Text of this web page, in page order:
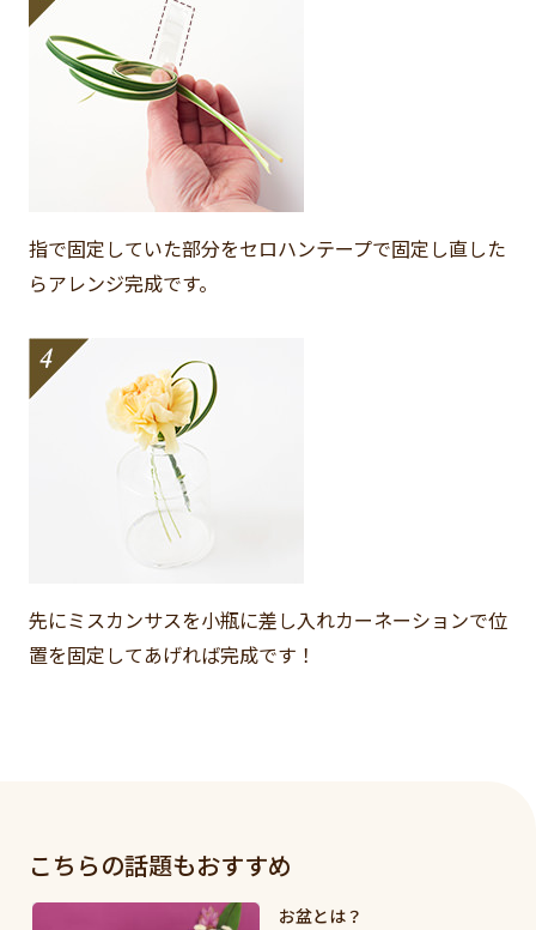
指で固定していた部分をセロハンテープで固定し直した
らアレンジ完成です。
先にミスカンサスを小瓶に差し入れカーネーションで位
置を固定してあげれば完成です！
こちらの話題もおすすめ
お盆とは？